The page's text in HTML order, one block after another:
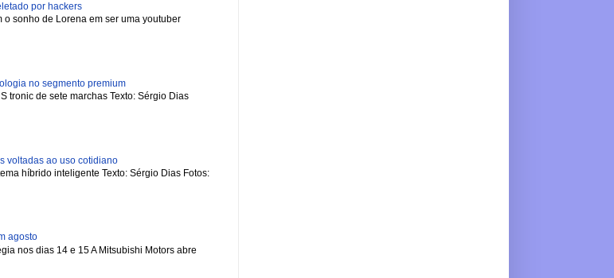
por hackers
sonho de Lorena em ser uma youtuber
no segmento premium
tronic de sete marchas Texto: Sérgio Dias
voltadas ao uso cotidiano
híbrido inteligente Texto: Sérgio Dias Fotos:
agosto
nos dias 14 e 15 A Mitsubishi Motors abre